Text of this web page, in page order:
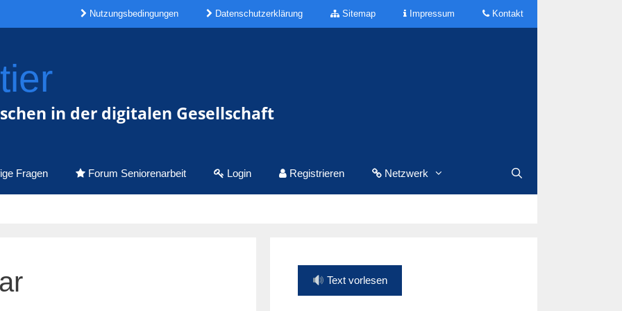
Nutzungsbedingungen Datenschutzerklärung Sitemap Impressum Kontakt
in der digitalen Gesellschaft
Fragen Forum Seniorenarbeit Login Registrieren Netzwerk
Text vorlesen